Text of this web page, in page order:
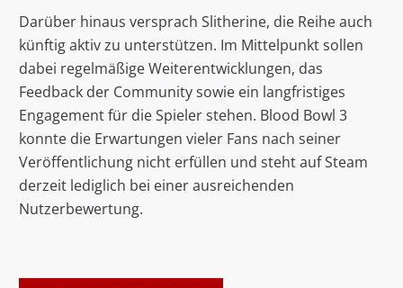
Darüber hinaus versprach Slitherine, die Reihe auch
künftig aktiv zu unterstützen. Im Mittelpunkt sollen
dabei regelmäßige Weiterentwicklungen, das
Feedback der Community sowie ein langfristiges
Engagement für die Spieler stehen. Blood Bowl 3
konnte die Erwartungen vieler Fans nach seiner
Veröffentlichung nicht erfüllen und steht auf Steam
derzeit lediglich bei einer ausreichenden
Nutzerbewertung.